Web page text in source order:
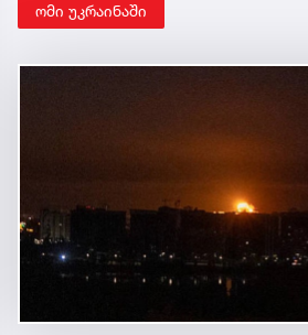
ომი უკრაინაში